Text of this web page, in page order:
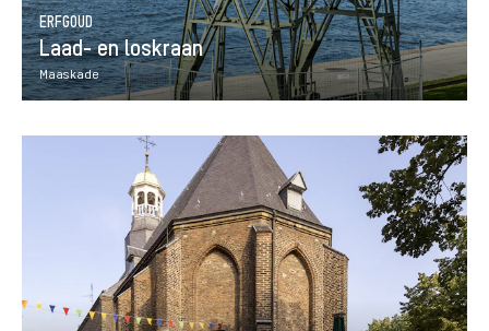
ERFGOUD
Laad- en loskraan
Maaskade